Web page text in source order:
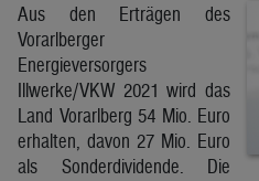
Aus den Erträgen des
Vorarlberger
Energieversorgers
Illwerke/VKW 2021 wird das
Land Vorarlberg 54 Mio. Euro
erhalten, davon 27 Mio. Euro
als Sonderdividende. Die